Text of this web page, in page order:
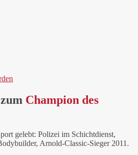
Champion des
gelebt: Polizei im Schichtdienst,
Arnold-Classic-Sieger 2011.